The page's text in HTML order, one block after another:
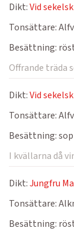
Dikt:Vid
Tonsättare:
Besättning:
Offrande träda
Dikt:Vid
Tonsättare:
Besättning:
I kvällarna då
Dikt:Jungfru
Tonsättare:
Besättning: